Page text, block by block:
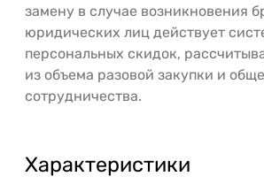
замену в случае возникновения
юридических лиц действует
персональных скидок,
из объема разовой закупки и
сотрудничества.
Характеристики